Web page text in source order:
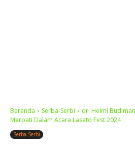
Beranda Serba-Serbi
dr. Helmi
Merpati Dalam Acara Lasato Fest 2024
Serba-Serbi